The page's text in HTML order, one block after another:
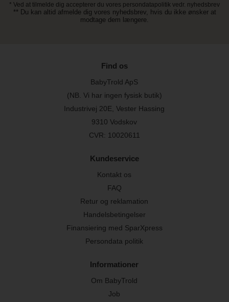
* Ved at tilmelde dig accepterer du vores persondatapolitik vedr. nyhedsbrev
** Du kan altid afmelde dig vores nyhedsbrev, hvis du ikke ønsker at
modtage dem længere.
Find os
BabyTrold ApS
(NB. Vi har ingen fysisk butik)
Industrivej 20E, Vester Hassing
9310 Vodskov
CVR: 10020611
Kundeservice
Kontakt os
FAQ
Retur og reklamation
Handelsbetingelser
Finansiering med SparXpress
Persondata politik
Informationer
Om BabyTrold
Job